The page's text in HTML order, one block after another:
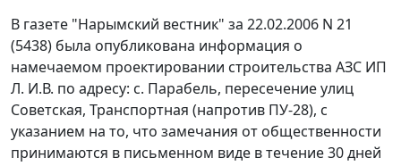
В газете "Нарымский вестник" за 22.02.2006 N 21
(5438) была опубликована информация о
намечаемом проектировании строительства АЗС ИП
Л. И.В. по адресу: с. Парабель, пересечение улиц
Советская, Транспортная (напротив ПУ-28), с
указанием на то, что замечания от общественности
принимаются в письменном виде в течение 30 дней